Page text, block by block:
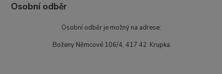
Osobní odběr
Osobní odběr je možný na adrese:
Boženy Němcové 106/4, 417 42 Krupka